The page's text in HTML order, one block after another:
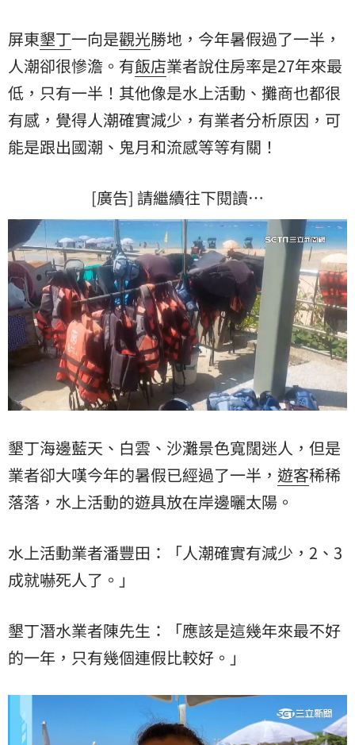
屏東墾丁一向是觀光勝地，今年暑假過了一半，
人潮卻很慘澹。有飯店業者說住房率是27年來最
低，只有一半！其他像是水上活動、攤商也都很
有感，覺得人潮確實減少，有業者分析原因，可
能是跟出國潮、鬼月和流感等等有關！
[廣告] 請繼續往下閱讀…
墾丁海邊藍天、白雲、沙灘景色寬闊迷人，但是
業者卻大嘆今年的暑假已經過了一半， 遊客稀稀
落落，水上活動的遊具放在岸邊曬太陽。
水上活動業者潘豐田：「人潮確實有減少，2、3
成就嚇死人了。」
墾丁潛水業者陳先生：「應該是這幾年來最不好
的一年，只有幾個連假比較好。」